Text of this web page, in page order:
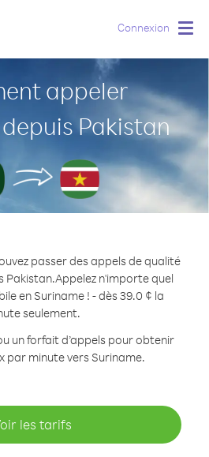
Connexion
appeler
Pakistan
passer des appels de qualité
Pakistan.Appelez n'importe quel
en Suriname ! - dès 39.0 ¢ la
seulement.
un forfait d’appels pour obtenir
par minute vers Suriname.
les tarifs